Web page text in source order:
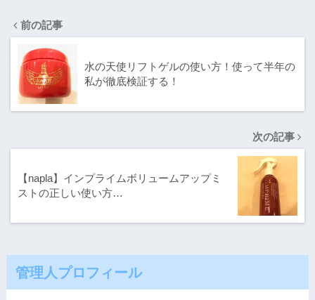
前の記事
水の天使リフトゲルの使い方！使って半年の
私が徹底検証する！
次の記事
【napla】インプライムボリュームアップミ
ストの正しい使い方…
管理人プロフィール